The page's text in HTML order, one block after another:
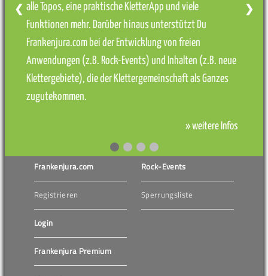
alle Topos, eine praktische KletterApp und viele
Funktionen mehr. Darüber hinaus unterstützt Du
Frankenjura.com bei der Entwicklung von freien
Anwendungen (z.B. Rock-Events) und Inhalten (z.B. neue
Klettergebiete), die der Klettergemeinschaft als Ganzes
zugutekommen.
» weitere Infos
❮ ❯
Frankenjura.com
Registrieren
Login
Frankenjura Premium
Rock-Events
Sperrungsliste